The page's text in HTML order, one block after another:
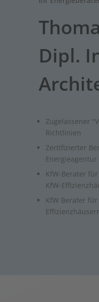
Dipl.
Zugelassener
Richtlinien
Zertifizierter
Energieagentur
KfW-Berater
KfW-
KfW Berater